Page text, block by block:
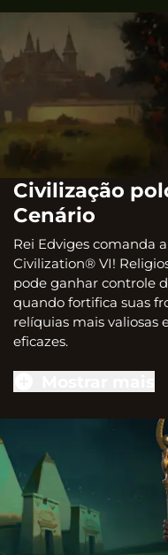
Civilização
Cenário
Rei Edviges comanda
Civilization® VI!
pode ganhar controle
quando fortifica suas
relíquias mais valiosas
eficazes.